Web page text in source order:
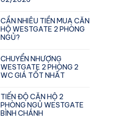
CẦN NHIÊU TIỀN MUA CĂN
HỘ WESTGATE 2 PHÒNG
NGỦ?
CHUYỂN NHƯỢNG
WESTGATE 2 PHÒNG 2
WC GIÁ TỐT NHẤT
TIẾN ĐỘ CĂN HỘ 2
PHÒNG NGỦ WESTGATE
BÌNH CHÁNH